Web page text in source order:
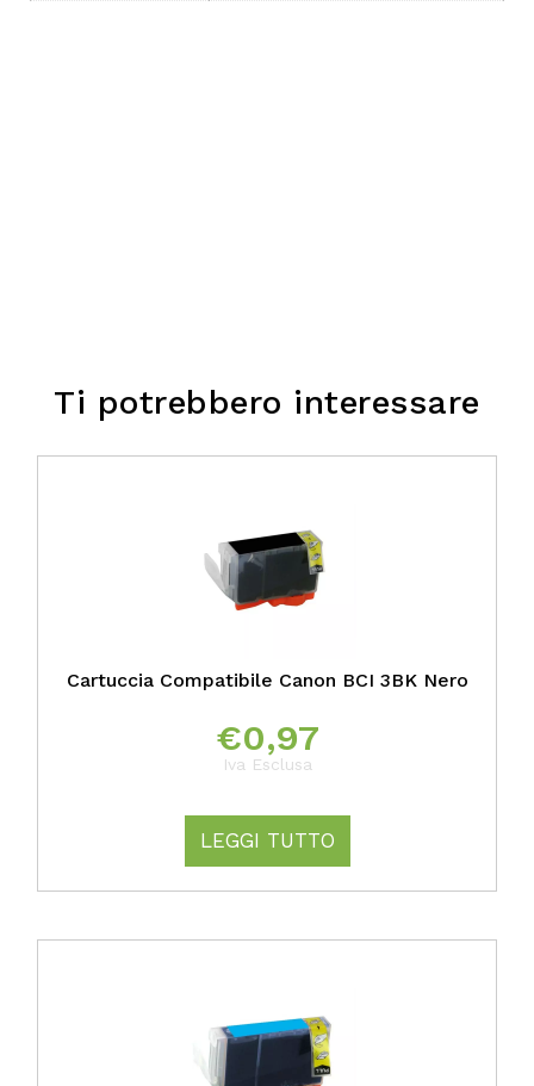
Ti potrebbero interessare
Cartuccia Compatibile Canon BCI 3BK Nero
€0,97
Iva Esclusa
LEGGI TUTTO